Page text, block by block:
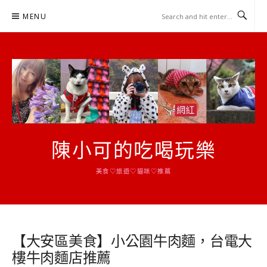
MENU
陳小可的吃喝玩樂
美食♡旅遊♡貓咪♡推薦
【大安區美食】小公園牛肉麵，台電大
樓牛肉麵店推薦